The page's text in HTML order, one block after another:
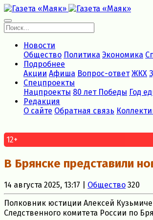
Новости
Общество Политика Экономика
Подробнее
Акции Афиша Вопрос-ответ ЖКХ
Спецпроекты
Нацпроекты 80 лет Победы Год
Редакция
О сайте Обратная связь
12+
В Брянске представили
14 августа 2025, 13:17 | Общество 320
Полковник юстиции Алексей
Следственного комитета России по